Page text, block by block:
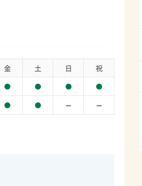
金 土 日
祝